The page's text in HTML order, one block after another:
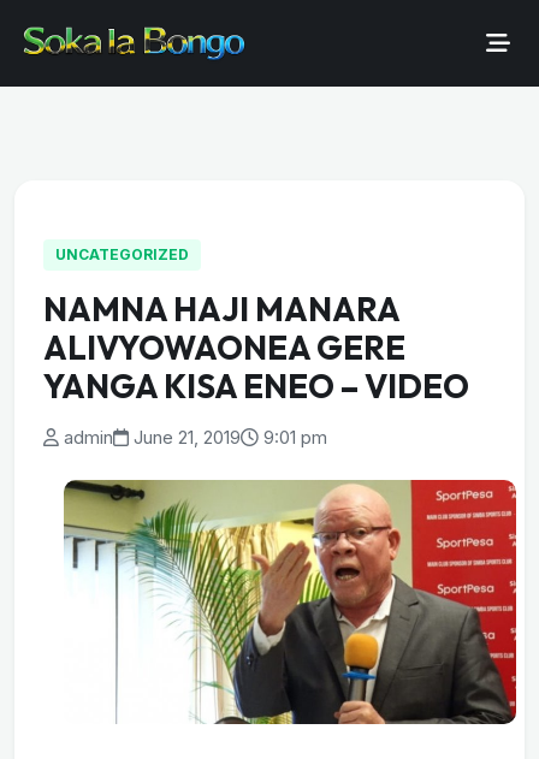
UNCATEGORIZED
NAMNA HAJI MANARA
ALIVYOWAONEA GERE
YANGA KISA ENEO – VIDEO
admin June 21, 2019 9:01 pm